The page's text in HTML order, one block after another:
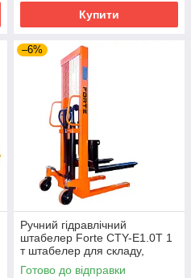
Купити
–6%
Ручний гідравлічний
штабелер Forte CTY-E1.0T 1
т штабелер для складу,
вантажопідйомність 1000 кг
Готово до відправки